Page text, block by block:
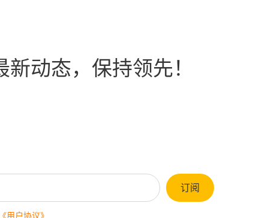
动态，保持领先！
订阅
《用户协议》